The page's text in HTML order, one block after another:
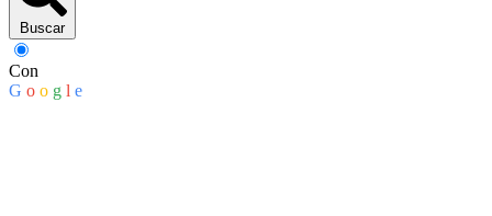
Buscar
Con
G o o g l e